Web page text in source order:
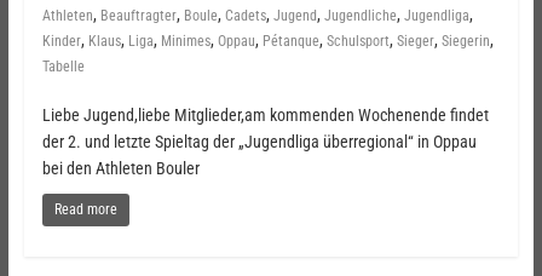
Athleten, Beauftragter, Boule, Cadets, Jugend, Jugendliche, Jugendliga,
Kinder, Klaus, Liga, Minimes, Oppau, Pétanque, Schulsport, Sieger, Siegerin,
Tabelle
Liebe Jugend,liebe Mitglieder,am kommenden Wochenende findet
der 2. und letzte Spieltag der „Jugendliga überregional“ in Oppau
bei den Athleten Bouler
Read more